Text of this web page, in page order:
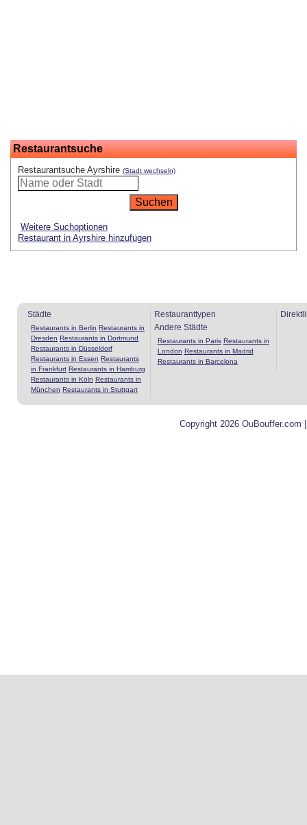
Restaurantsuche
Restaurantsuche Ayrshire (Stadt wechseln)
Weitere Suchoptionen
Restaurant in Ayrshire hinzufügen
Städte
Restaurants in Berlin Restaurants in
Dresden Restaurants in Dortmund
Restaurants in Düsseldorf
Restaurants in Essen Restaurants
in Frankfurt Restaurants in Hamburg
Restaurants in Köln Restaurants in
München Restaurants in Stuttgart
Restauranttypen
Andere Städte
Restaurants in Paris Restaurants in
London Restaurants in Madrid
Restaurants in Barcelona
Copyright 2026 OuBouffer.com